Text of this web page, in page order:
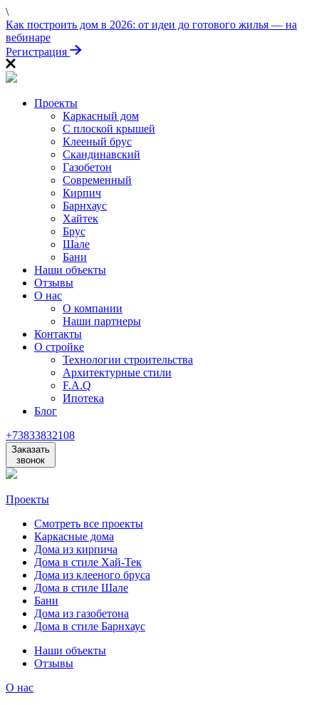
\
Как построить дом в 2026: от идеи до готового жилья — на
вебинаре
Регистрация
Проекты
Каркасный дом
С плоской крышей
Клееный брус
Скандинавский
Газобетон
Современный
Кирпич
Барнхаус
Хайтек
Брус
Шале
Бани
Наши объекты
Отзывы
О нас
О компании
Наши партнеры
Контакты
О стройке
Технологии строительства
Архитектурные стили
F.A.Q
Ипотека
Блог
+73833832108
Заказать
звонок
Проекты
Смотреть все проекты
Каркасные дома
Дома из кирпича
Дома в стиле Хай-Тек
Дома из клееного бруса
Дома в стиле Шале
Бани
Дома из газобетона
Дома в стиле Барнхаус
Наши объекты
Отзывы
О нас
«Заберите выгоду!»